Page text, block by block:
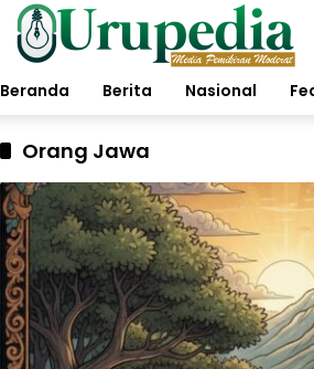
Beranda
Berita Nasional
Orang Jawa